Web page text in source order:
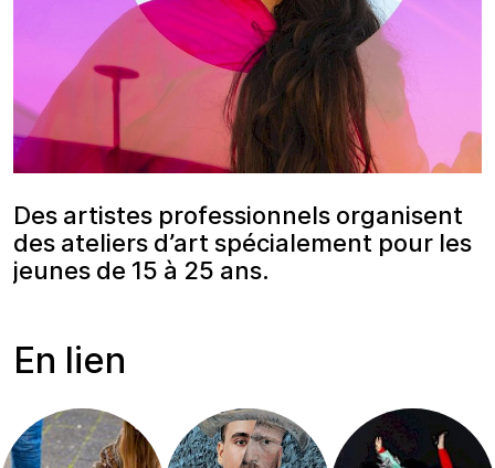
Des artistes professionnels organisent
des ateliers d’art spécialement pour les
jeunes de 15 à 25 ans.
En lien